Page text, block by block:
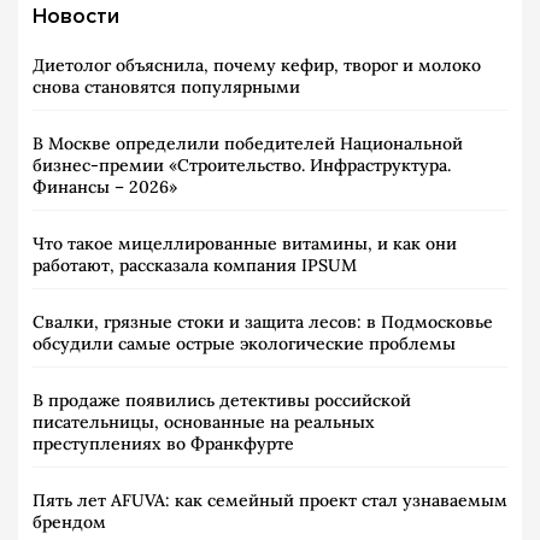
Новости
Диетолог объяснила, почему кефир, творог и молоко
снова становятся популярными
В Москве определили победителей Национальной
бизнес-премии «Строительство. Инфраструктура.
Финансы – 2026»
Что такое мицеллированные витамины, и как они
работают, рассказала компания IPSUM
Свалки, грязные стоки и защита лесов: в Подмосковье
обсудили самые острые экологические проблемы
В продаже появились детективы российской
писательницы, основанные на реальных
преступлениях во Франкфурте
Пять лет AFUVA: как семейный проект стал узнаваемым
брендом